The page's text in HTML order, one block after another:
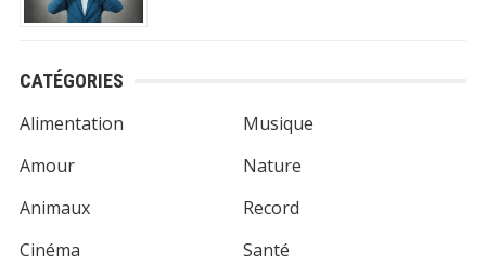
CATÉGORIES
Alimentation
Amour
Animaux
Cinéma
Musique
Nature
Record
Santé